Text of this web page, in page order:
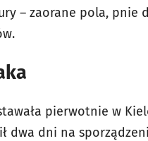
– zaorane pola, pnie
pierwotnie w
dwa dni na